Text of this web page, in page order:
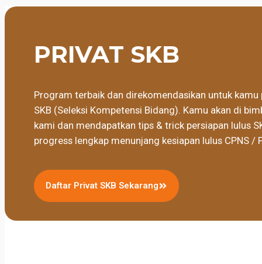
PRIVAT SKB
Program terbaik dan direkomendasikan untuk kamu
SKB (Seleksi Kompetensi Bidang). Kamu akan di
kami dan mendapatkan tips & trick persiapan lulus
progress lengkap menunjang kesiapan lulus CPNS /
Daftar Privat SKB Sekarang